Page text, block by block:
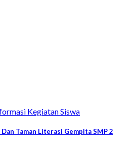
Kegiatan Siswa
Taman Literasi Gempita SMP 2